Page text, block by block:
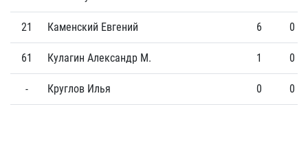
21 Каменский Евгений 6 0
61 Кулагин Александр М. 1 0
- Круглов Илья 0 0